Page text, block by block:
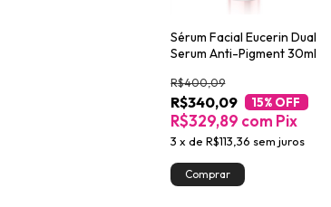
Sérum Facial Eucerin Dual
Serum Anti-Pigment 30ml
R$340,09
R$400,09
15% OFF
3 xdeR$113,36 sem juros
R$329,89 com Pix